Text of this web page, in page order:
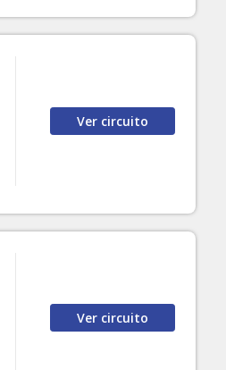
Ver circuito
Ver circuito